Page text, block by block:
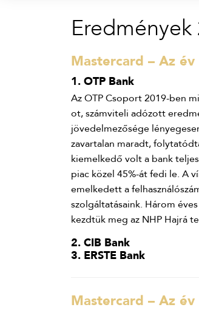
Eredmények
Mastercard – Az év
1. OTP Bank
Az OTP Csoport 2019-ben
ot, számviteli adózott
jövedelmezősége
zavartalan maradt,
kiemelkedő volt a bank
piac közel 45%-át fedi le. A
emelkedett a
szolgáltatásaink. Három
kezdtük meg az NHP Hajrá
2. CIB Bank
3. ERSTE Bank
Mastercard – Az év